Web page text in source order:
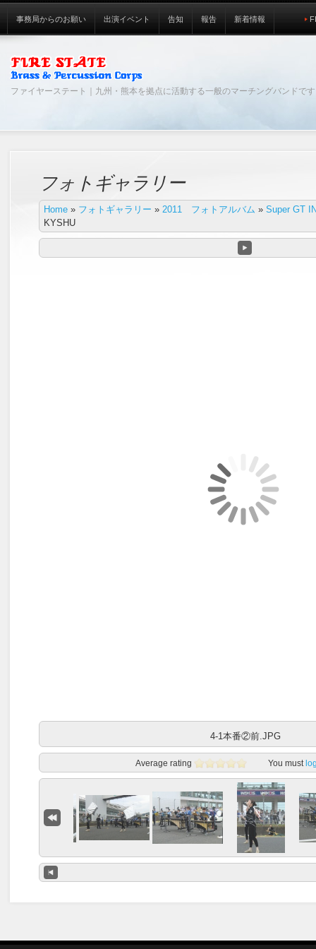
ファイヤーステート｜九州・熊本を拠点に活動する一般のマーチングバンドで
事務局からのお願い 出演イベント 告知 報告 新着情報
フォトギャラリー
Home » フォトギャラリー » 2011 フォトアルバム » Super GT
KYSHU
4-1本番②前.JPG
Average rating You must